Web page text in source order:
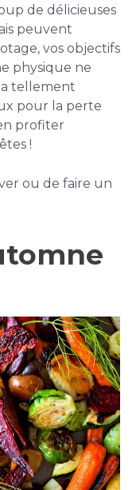
de délicieuses
peuvent
vos objectifs
physique ne
a tellement
pour la perte
profiter
!
ou de faire un